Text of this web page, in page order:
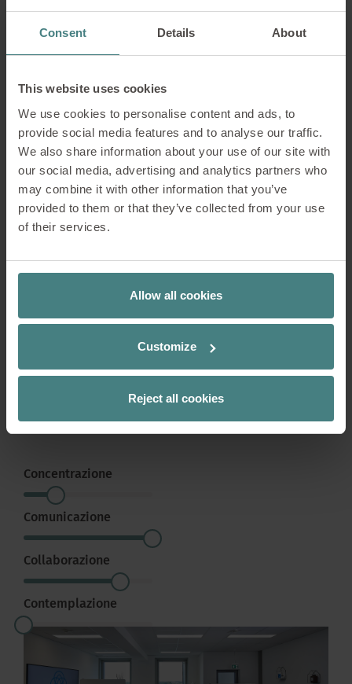
Consent Details About
This website uses cookies
We use cookies to personalise content and ads, to
provide social media features and to analyse our traffic.
We also share information about your use of our site with
our social media, advertising and analytics partners who
may combine it with other information that you’ve
provided to them or that they’ve collected from your use
of their services.
Allow all cookies
Customize
Reject all cookies
Concentrazione
Comunicazione
Collaborazione
Contemplazione
Sale per riunioni e seminari
collaborazione indisturbata e offrono spazio per le
presentazioni. Le attrezzature necessarie e
presentare e discutere progetti attuali e futuri e di
sviluppare piani e soluzioni in un ambiente protetto.
Concentrazione
Comunicazione
Collaborazione
Contemplazione